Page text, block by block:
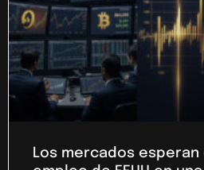
Los mercados